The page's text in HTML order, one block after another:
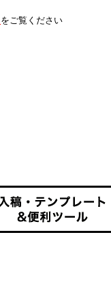
をご覧ください